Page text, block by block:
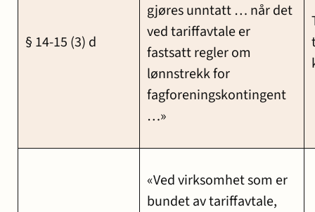
§ 14-15 (3) d
gjøres unntatt … når det
ved tariffavtale er
fastsatt regler om
lønnstrekk for
fagforeningskontingent
…»
«Ved virksomhet som er
bundet av tariffavtale,